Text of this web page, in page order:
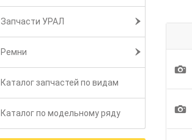
Запчасти УРАЛ
Ремни
Каталог запчастей по видам
Каталог по модельному ряду
1
1